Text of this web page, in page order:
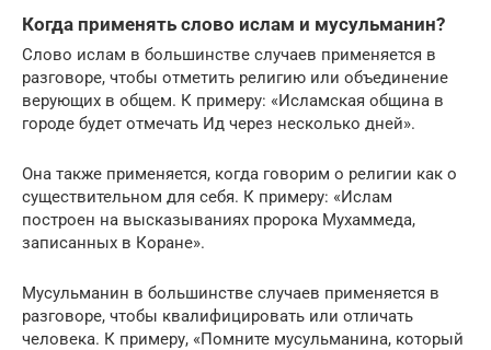
Когда применять слово ислам и мусульманин?
Слово ислам в большинстве случаев применяется в
разговоре, чтобы отметить религию или объединение
верующих в общем. К примеру: «Исламская община в
городе будет отмечать Ид через несколько дней».
Она также применяется, когда говорим о религии как о
существительном для себя. К примеру: «Ислам
построен на высказываниях пророка Мухаммеда,
записанных в Коране».
Мусульманин в большинстве случаев применяется в
разговоре, чтобы квалифицировать или отличать
человека. К примеру, «Помните мусульманина, который